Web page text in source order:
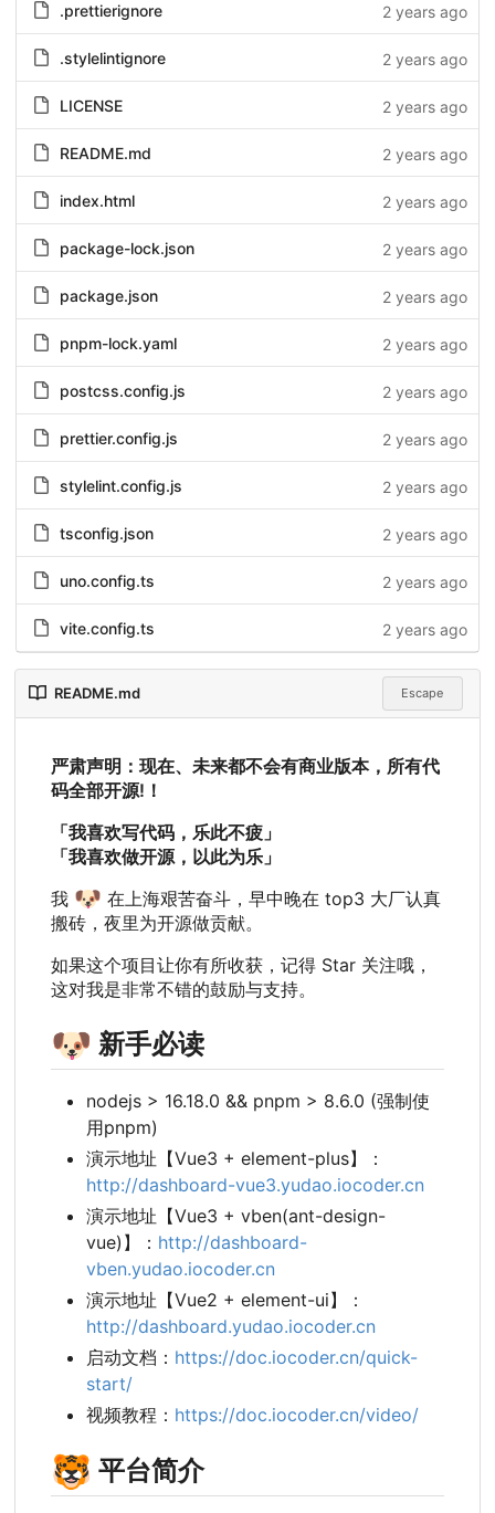
.prettierignore 2 years ago
.stylelintignore 2 years ago
LICENSE 2 years ago
README.md 2 years ago
index.html 2 years ago
package-lock.json 2 years ago
package.json 2 years ago
pnpm-lock.yaml 2 years ago
postcss.config.js 2 years ago
prettier.config.js 2 years ago
stylelint.config.js 2 years ago
tsconfig.json 2 years ago
uno.config.ts 2 years ago
vite.config.ts 2 years ago
README.md Escape
严肃声明：现在、未来都不会有商业版本，所有代
码全部开源! ！
「我喜欢写代码，乐此不疲」
「我喜欢做开源，以此为乐」
我 🐶 在上海艰苦奋斗，早中晚在 top3 大厂认真
搬砖，夜里为开源做贡献。
如果这个项目让你有所收获，记得 Star 关注哦，
这对我是非常不错的鼓励与支持。
🐶 新手必读
nodejs > 16.18.0 && pnpm > 8.6.0 (强制使
用pnpm)
演示地址【Vue3 + element-plus】
：
http://dashboard-vue3.yudao.iocoder.cn
演示地址【Vue3 + vben(ant-design-
vue)】： http://dashboard-
vben.yudao.iocoder.cn
演示地址【Vue2 + element-ui】
：
http://dashboard.yudao.iocoder.cn
启动文档： https://doc.iocoder.cn/quick-
start/
视频教程： https://doc.iocoder.cn/video/
🐯 平台简介